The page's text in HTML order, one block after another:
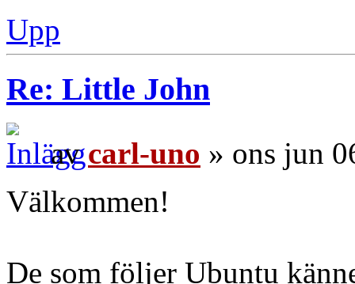
Upp
Re: Little John
avcarl-uno » ons jun
Välkommen!
De som följer Ubuntu